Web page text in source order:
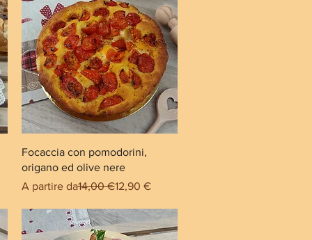
Focaccia con pomodorini,
origano ed olive nere
A partire da
Prezzo regolare14,00 €12,90 €
Prezzo scontato